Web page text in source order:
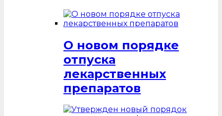
О новом порядке
отпуска
лекарственных
препаратов